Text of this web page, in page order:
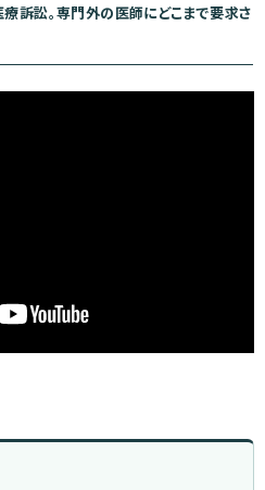
訴訟。専門外の医師にどこまで要求さ